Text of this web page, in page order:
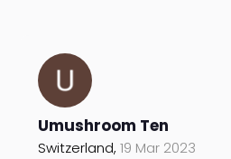
Umushroom Ten
Switzerland,19 Mar 2023